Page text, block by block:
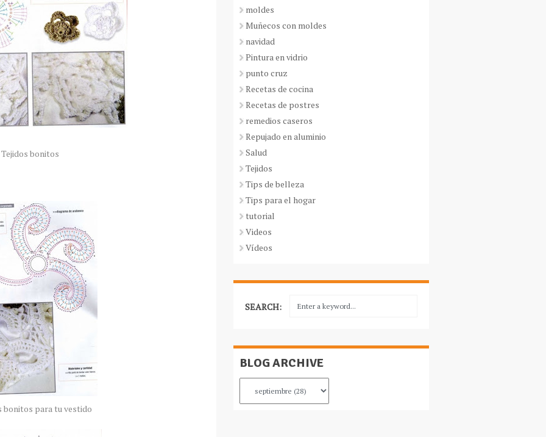
Tejidos bonitos
bonitos para tu vestido
moldes
Muñecos con moldes
navidad
Pintura en vidrio
punto cruz
Recetas de cocina
Recetas de postres
remedios caseros
Repujado en aluminio
Salud
Tejidos
Tips de belleza
Tips para el hogar
tutorial
Videos
Vídeos
SEARCH:
BLOG ARCHIVE